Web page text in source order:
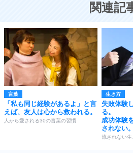
関連記
言葉
「私も同じ経験があるよ」と言
えば、友人は心から救われる。
人から愛される30の言葉の習慣
生き方
失敗体験
る。
成功体験
されない。
流されない